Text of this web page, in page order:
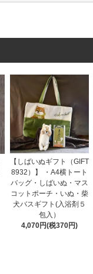
【しばいぬギフト（GIFT
8932）】 ・A4横トート
バッグ・しばいぬ・マス
コットポーチ・いぬ・柴
犬バスギフト(入浴剤５
包入）
4,070円(税370円)